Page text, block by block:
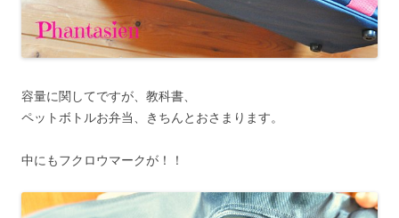
容量に関してですが、教科書、
ペットボトルお弁当、きちんとおさまります。
中にもフクロウマークが！！